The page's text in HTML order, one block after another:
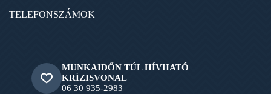
TELEFONSZÁMOK
MUNKAIDŐN TÚL HÍVHATÓ
KRÍZISVONAL
06 30 935-2983